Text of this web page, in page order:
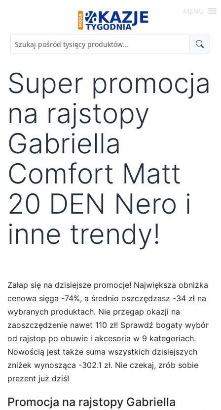
Moda
-
Okazje
MENU
Super promocja
na rajstopy
Gabriella
Comfort Matt
20 DEN Nero i
inne trendy!
Załap się na dzisiejsze promocje! Największa obniżka
cenowa sięga -74%, a średnio oszczędzasz -34 zł na
wybranych produktach. Nie przegap okazji na
zaoszczędzenie nawet 110 zł! Sprawdź bogaty wybór
od rajstop po obuwie i akcesoria w 9 kategoriach.
Nowością jest także suma wszystkich dzisiejszych
zniżek wynosząca -302.1 zł. Nie czekaj, zrób sobie
prezent już dziś!
Promocja na rajstopy Gabriella